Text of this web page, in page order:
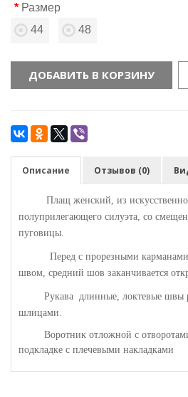
Размер
44
48
ДОБАВИТЬ В КОРЗИНУ
Описание Отзывов (0)
Плащ женский, из
полуприлегающего силуэта, со
пуговицы.
Перед с прорезными
швом, средний шов заканчивается
Рукава длинные, локтевые швы
шлицами.
Воротник отложной с
подкладке с плечевыми накладками